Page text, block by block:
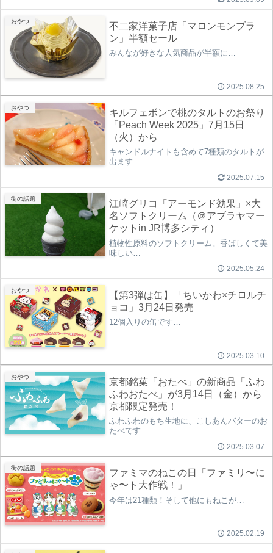
おやつ
不二家洋菓子店「マロンモンブラ
ン」半額セール
みんなが好きな人気商品が半額に…
2025.08.25
おやつ
キルフェボンで桃のタルトのお祭り
「Peach Week 2025」7月15日
（火）から
キャンドルナイトも含めて7種類のタルトが
出ます…
2025.07.15
街の話題
江崎グリコ「アーモンド効果」×大
名ソフトクリーム（＠アブラヤマー
ケットin JR博多シティ）
植物性原料のソフトクリーム。香ばしくて美
味しい…
2025.05.24
おやつ
【第3弾は缶】「ちいかわ×チロルチ
ョコ」3月24日発売
12個入りの缶です…
2025.03.10
おやつ
京都銘菓「おたべ」の新商品「ふわ
ふわおたべ」が3月14日（金）から
京都限定発売！
ふわふわのもち生地に、こしあんバターのお
たべです…
2025.03.07
街の話題
ファミマのねこの日「ファミリ〜に
ゃ〜ト大作戦！」
今年は21種類！そして他にもねこが…
2025.02.19